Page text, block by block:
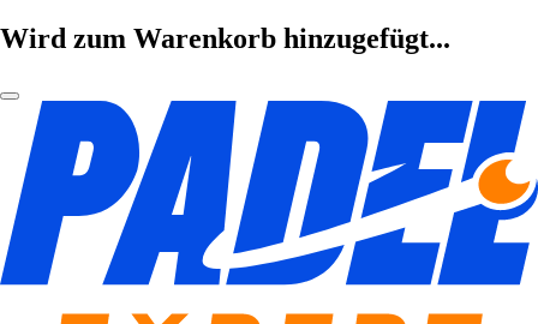
Wird zum Warenkorb hinzugefügt...